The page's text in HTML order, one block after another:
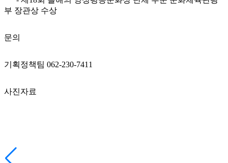
부 장관상 수상
문의
기획정책팀 062-230-7411
사진자료